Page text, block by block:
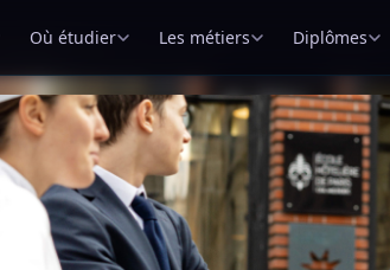
Où étudier Les métiers Diplômes